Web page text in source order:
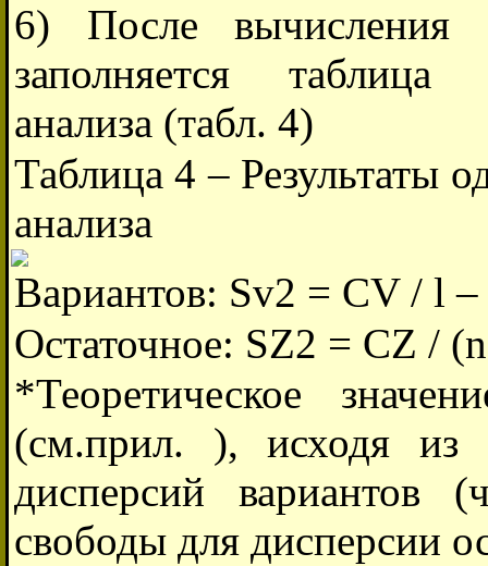
6) После вычисления
заполняется таблица
анализа (табл. 4)
Таблица 4 – Результаты
анализа
Вариантов: Sv2 = CV / l
Остаточное: SZ2 = CZ /
*Теоретическое
(см.прил. ), исходя из
дисперсий вариантов
свободы для дисперсии